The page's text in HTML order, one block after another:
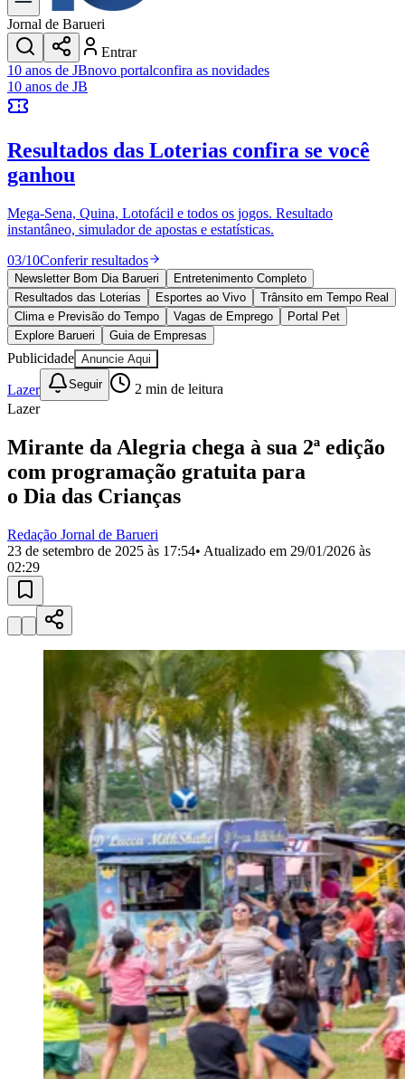
Dia a Dia & Lazer
Transportes
Gastronomia
Cinema & Shows
JogosNovo
Anuncie no Portal
Cadastrar Empresa
Divulgar Vagas
Política
Esportes
Saúde
Segurança
Cultura
Meio Ambiente
Obras
Educação
Bairros de Barueri
AldeiaAldeia da SerraAldeia de BarueriAlphavilleBairro
JubranBelvalBethavilleBoa
VistaCalifórnia CarapicuíbaCentro
MilitarItapeviJandiraJardim Audir
CalifórniaJardim dos Altos Jardim dos CamargosJardim
Esperança
MutingaJardim Paraíso
LuísJardim São Pedro
TupãJardim Tupanci
CamargosParque ImperialParque Santa LuziaParque VianaPirapora
Recanto PhrynéaSantana de
SilveiraTamboréVale do SolVila Barros Vila Boa Vista
do CondeVila Engenho NovoVila MárciaVila Nossa Sra. da
Vila PortoVotupoca
Para Sua Empresa
Anuncie no Portal
Guia de Empresas
Divulgar VagasNovo
Publicidade Legal
Negócios Regionais
Turismo
Segurança Regional
Hospitais Estaduais
Parques & Represas
Cidades da Região
Santana de ParnaíbaOsascoCarapicuíbaJandiraItapeviCotiaPirapora
do Bom JesusAraçariguamaCajamarCaieirasFranco da
RochaFrancisco MoratoTaboão da SerraEmbu das ArtesSão Roque
Para Sua Empresa
Anuncie Regional
Guia de Empresas
Vagas na RegiãoNovo
Jornal de Barueri
Entrar
10 anos de JBnovo portalconfira as novidades
10 anos de JB
Resultados das Loterias confira se você
ganhou
Mega-Sena, Quina, Lotofácil e todos os jogos. Resultado
instantâneo, simulador de apostas e estatísticas.
03/10Conferir resultados
Newsletter Bom Dia Barueri
Entretenimento Completo
Resultados das Loterias
Esportes ao Vivo
Trânsito em Tempo Real
Clima e Previsão do Tempo
Vagas de Emprego
Portal Pet
Explore Barueri
Guia de Empresas
Publicidade Anuncie Aqui
Lazer Seguir 2 min de leitura
Lazer
Mirante da Alegria chega à sua 2ª edição
com programação gratuita para
o Dia das Crianças
Redação Jornal de Barueri
23 de setembro de 2025 às 17:54• Atualizado em 29/01/2026 às
02:29